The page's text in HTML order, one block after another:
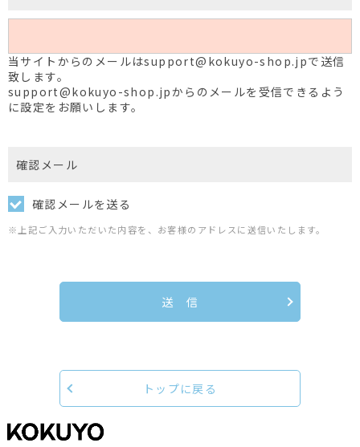
当サイトからのメールはsupport@kokuyo-shop.jpで送信
致します。
support@kokuyo-shop.jpからのメールを受信できるよう
に設定をお願いします。
確認メール
確認メールを送る
※上記ご入力いただいた内容を、お客様のアドレスに送信いたします。
送 信
トップに戻る